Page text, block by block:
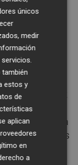
mostró en
extremos en
como
Fernández
dianas,
mantener la
durante los
únicos
medir
también
estos y
de
aplican
en
a